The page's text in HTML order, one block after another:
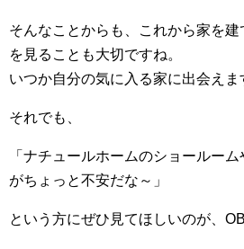
そんなことからも、これから家を
を見ることも大切ですね。
いつか自分の気に入る家に出会えま
それでも、
「ナチュールホームのショールー
がちょっと不安だな～」
という方にぜひ見てほしいのが、